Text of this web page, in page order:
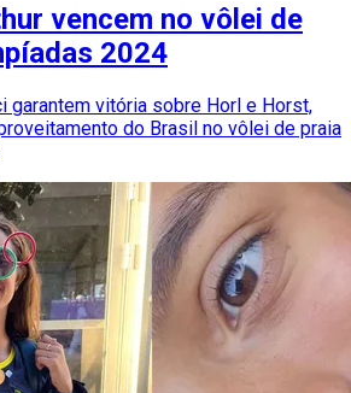
vencem no vôlei de
2024
garantem vitória sobre Horl e Horst,
do Brasil no vôlei de praia